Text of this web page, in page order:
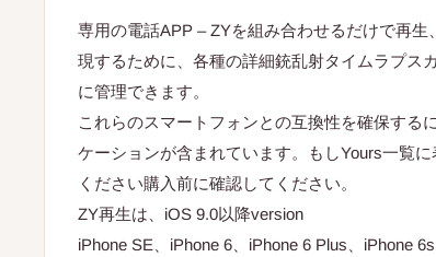
専用の電話APP – ZYを組み合わせるだけで再
現するために、各種の詳細銃乱射タイムラプス
に管理できます。
これらのスマートフォンとの互換性を確保する
ケーションが含まれています。もしYours一覧
ください購入前に確認してください。
ZY再生は、iOS 9.0以降version
iPhone SE、iPhone 6、iPhone 6 Plus、iPhone